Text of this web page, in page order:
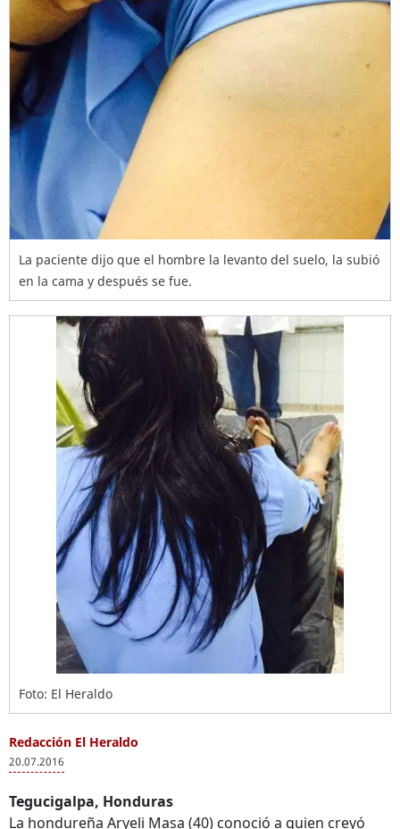
La paciente dijo que el hombre la levanto del suelo, la subió
en la cama y después se fue.
Foto: El Heraldo
Redacción El Heraldo
20.07.2016
Tegucigalpa, Honduras
La hondureña Aryeli Masa (40) conoció a quien creyó